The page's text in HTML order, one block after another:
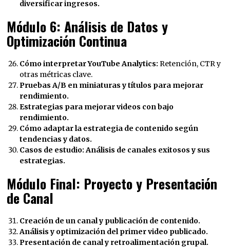
diversificar ingresos.
Módulo 6: Análisis de Datos y
Optimización Continua
Cómo interpretar YouTube Analytics: Retención, CTR y
otras métricas clave.
Pruebas A/B en miniaturas y títulos para mejorar
rendimiento.
Estrategias para mejorar videos con bajo
rendimiento.
Cómo adaptar la estrategia de contenido según
tendencias y datos.
Casos de estudio: Análisis de canales exitosos y sus
estrategias.
Módulo Final: Proyecto y Presentación
de Canal
Creación de un canal y publicación de contenido.
Análisis y optimización del primer video publicado.
Presentación de canal y retroalimentación grupal.